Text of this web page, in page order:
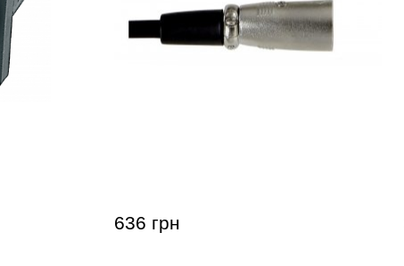
636 грн